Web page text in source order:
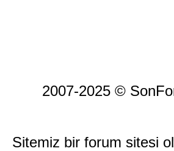
2007-2025 ©
Sitemiz bir forum sitesi